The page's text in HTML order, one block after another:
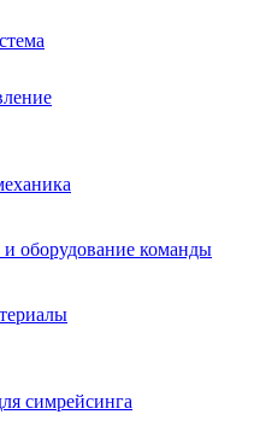
оборудование команды
симрейсинга